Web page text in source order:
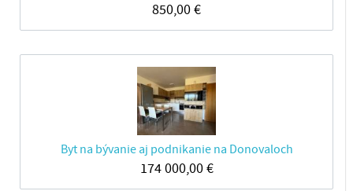
850,00€
Byt na bývanie aj podnikanie na Donovaloch
174 000,00€